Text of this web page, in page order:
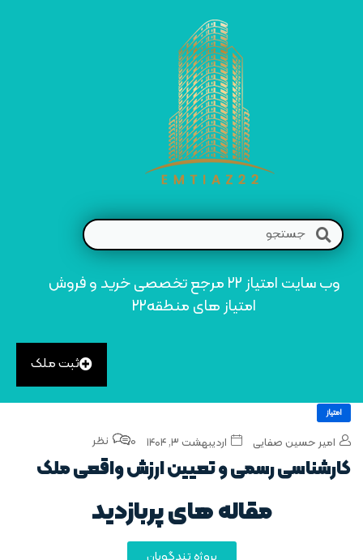
وب سایت امتیاز 22 مرجع تخصصی خرید و فروش
امتیاز های منطقه22
ثبت ملک
امتیاز
امیر حسین صفایی اردیبهشت ۳, ۱۴۰۴ 0 نظر
کارشناسی رسمی و تعیین ارزش واقعی ملک
مقاله های پربازدید